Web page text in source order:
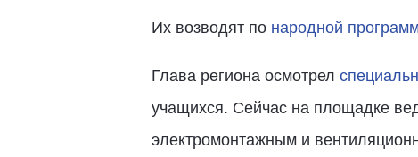
Их возводят по народной
Глава региона осмотрел
учащихся. Сейчас на площадке
электромонтажным и